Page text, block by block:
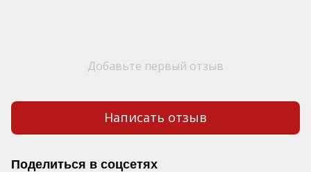
Добавьте первый отзыв
Написать отзыв
Поделиться в соцсетях